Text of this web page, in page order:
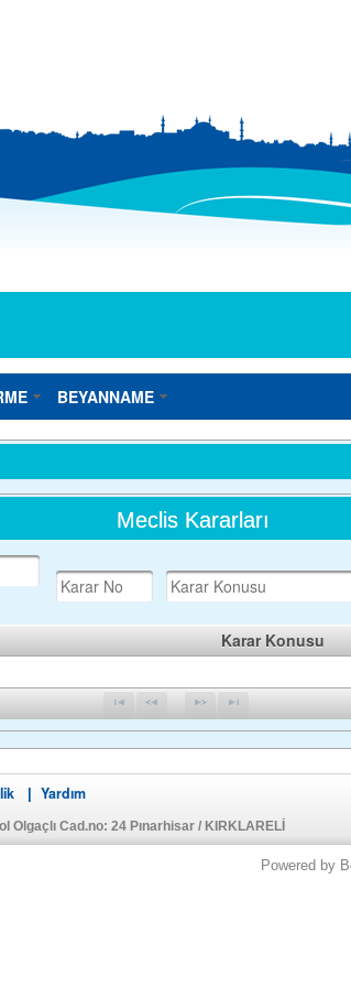
BEYANNAME
Meclis Kararları
Karar Konusu
Yardım
Olgaçlı Cad.no: 24 Pınarhisar / KIRKLARELİ
Powered by